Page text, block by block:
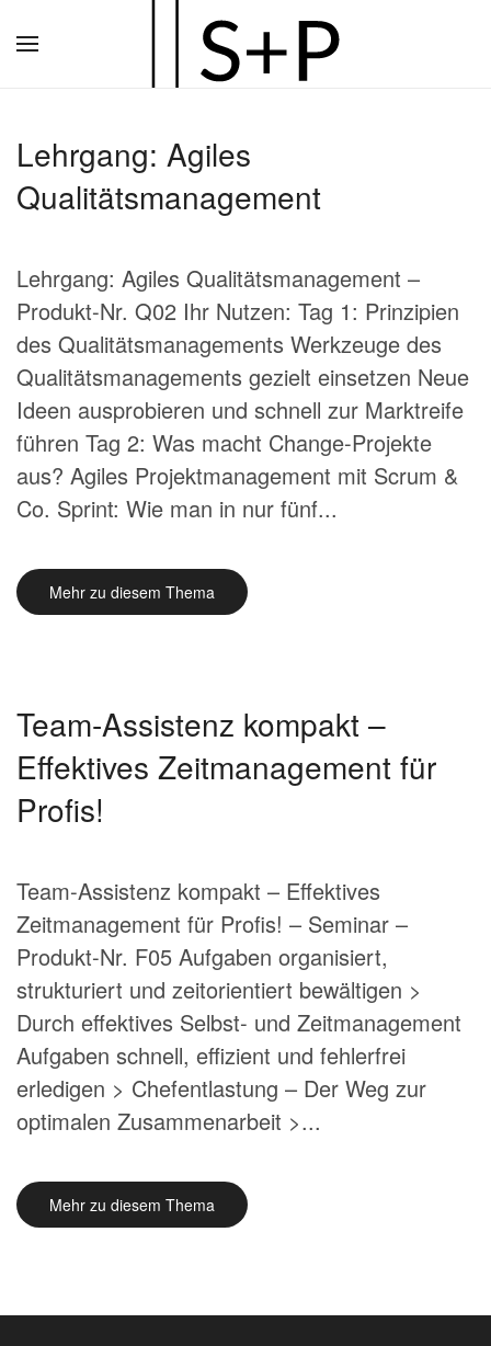
Hauptinhalt
Lehrgang: Agiles
Qualitätsmanagement
Lehrgang: Agiles Qualitätsmanagement –
Produkt-Nr. Q02 Ihr Nutzen: Tag 1: Prinzipien
des Qualitätsmanagements Werkzeuge des
Qualitätsmanagements gezielt einsetzen Neue
Ideen ausprobieren und schnell zur Marktreife
führen Tag 2: Was macht Change-Projekte
aus? Agiles Projektmanagement mit Scrum &
Co. Sprint: Wie man in nur fünf...
Mehr zu diesem Thema
Team-Assistenz kompakt –
Effektives Zeitmanagement für
Profis!
Team-Assistenz kompakt – Effektives
Zeitmanagement für Profis! – Seminar –
Produkt-Nr. F05 Aufgaben organisiert,
strukturiert und zeitorientiert bewältigen >
Durch effektives Selbst- und Zeitmanagement
Aufgaben schnell, effizient und fehlerfrei
erledigen > Chefentlastung – Der Weg zur
optimalen Zusammenarbeit >...
Mehr zu diesem Thema